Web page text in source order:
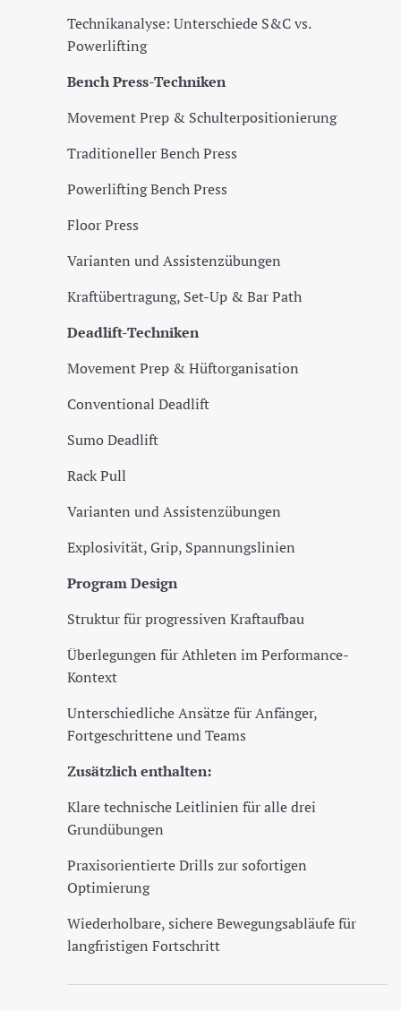
Technikanalyse: Unterschiede S&C vs.
Powerlifting
Bench Press-Techniken
Movement Prep & Schulterpositionierung
Traditioneller Bench Press
Powerlifting Bench Press
Floor Press
Varianten und Assistenzübungen
Kraftübertragung, Set-Up & Bar Path
Deadlift-Techniken
Movement Prep & Hüftorganisation
Conventional Deadlift
Sumo Deadlift
Rack Pull
Varianten und Assistenzübungen
Explosivität, Grip, Spannungslinien
Program Design
Struktur für progressiven Kraftaufbau
Überlegungen für Athleten im Performance-
Kontext
Unterschiedliche Ansätze für Anfänger,
Fortgeschrittene und Teams
Zusätzlich enthalten:
Klare technische Leitlinien für alle drei
Grundübungen
Praxisorientierte Drills zur sofortigen
Optimierung
Wiederholbare, sichere Bewegungsabläufe für
langfristigen Fortschritt